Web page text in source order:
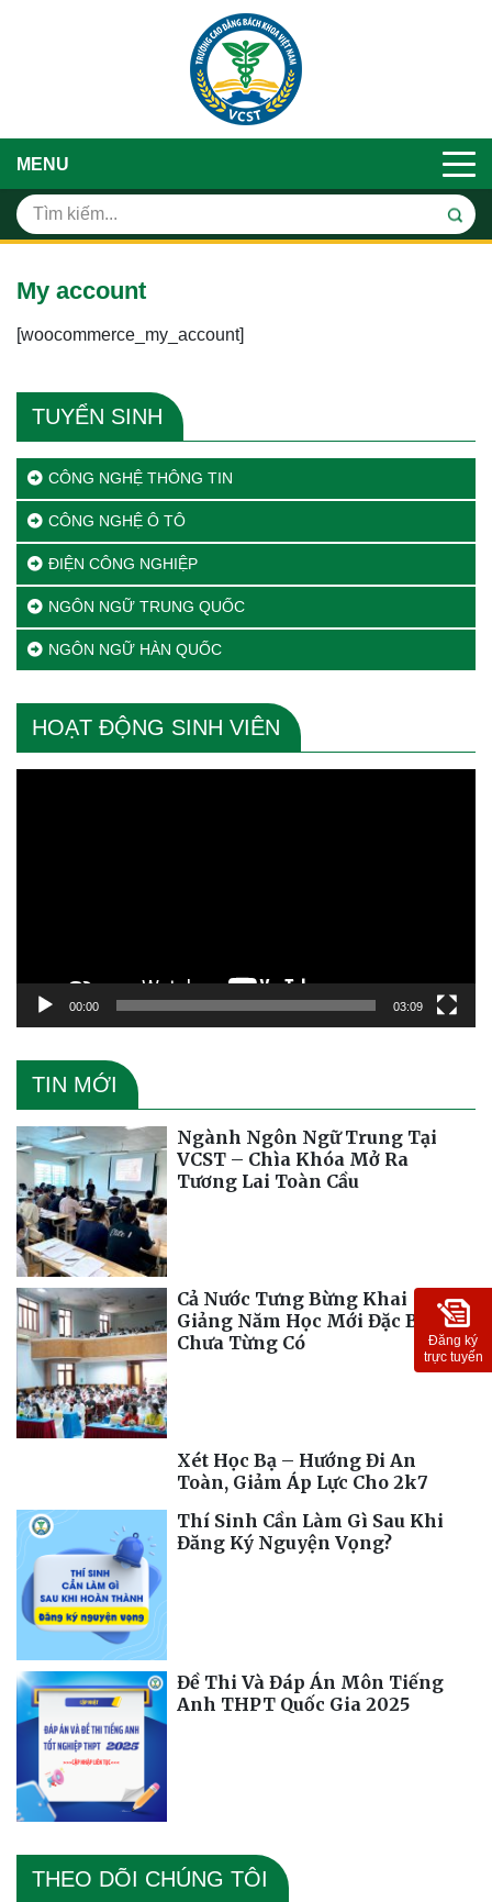
MENU
My account
[woocommerce_my_account]
TUYỂN SINH
CÔNG NGHỆ THÔNG TIN
CÔNG NGHỆ Ô TÔ
ĐIỆN CÔNG NGHIỆP
NGÔN NGỮ TRUNG QUỐC
NGÔN NGỮ HÀN QUỐC
HOẠT ĐỘNG SINH VIÊN
00:00 03:09
TIN MỚI
Ngành Ngôn Ngữ Trung Tại
VCST – Chìa Khóa Mở Ra
Tương Lai Toàn Cầu
Cả Nước Tưng Bừng Khai
Giảng Năm Học Mới Đặc Biệt
Chưa Từng Có
Xét Học Bạ – Hướng Đi An
Toàn, Giảm Áp Lực Cho 2k7
Thí Sinh Cần Làm Gì Sau Khi
Đăng Ký Nguyện Vọng?
Đề Thi Và Đáp Án Môn Tiếng
Anh THPT Quốc Gia 2025
THEO DÕI CHÚNG TÔI
Đăng ký
trực tuyến